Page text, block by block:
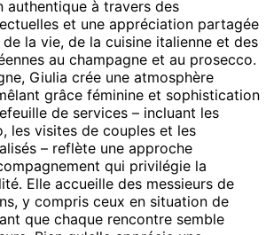
authentique à travers des
et une appréciation partagée
la vie, de la cuisine italienne et des
au champagne et au prosecco.
Giulia crée une atmosphère
grâce féminine et sophistication
de services – incluant les
les visites de couples et les
– reflète une approche
qui privilégie la
Elle accueille des messieurs de
y compris ceux en situation de
que chaque rencontre semble